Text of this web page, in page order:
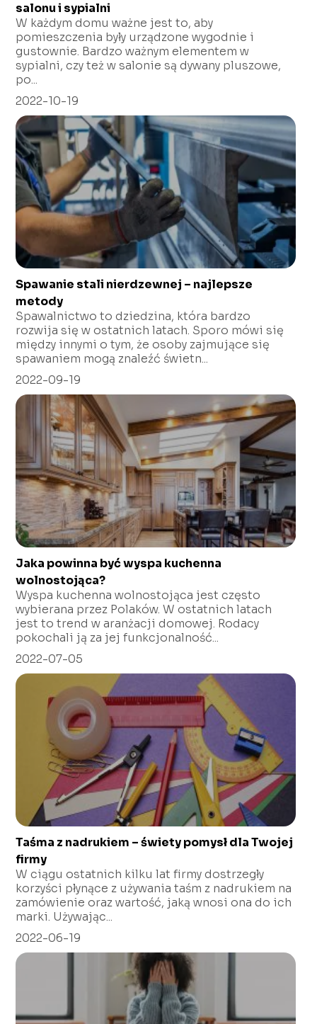
salonu i sypialni
W każdym domu ważne jest to, aby
pomieszczenia były urządzone wygodnie i
gustownie. Bardzo ważnym elementem w
sypialni, czy też w salonie są dywany pluszowe,
po...
2022-10-19
Spawanie stali nierdzewnej – najlepsze
metody
Spawalnictwo to dziedzina, która bardzo
rozwija się w ostatnich latach. Sporo mówi się
między innymi o tym, że osoby zajmujące się
spawaniem mogą znaleźć świetn...
2022-09-19
Jaka powinna być wyspa kuchenna
wolnostojąca?
Wyspa kuchenna wolnostojąca jest często
wybierana przez Polaków. W ostatnich latach
jest to trend w aranżacji domowej. Rodacy
pokochali ją za jej funkcjonalność...
2022-07-05
Taśma z nadrukiem – świety pomysł dla Twojej
firmy
W ciągu ostatnich kilku lat firmy dostrzegły
korzyści płynące z używania taśm z nadrukiem na
zamówienie oraz wartość, jaką wnosi ona do ich
marki. Używając...
2022-06-19